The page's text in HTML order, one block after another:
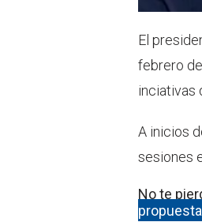
El
febrero
inciativas
A inicios
sesiones
No te